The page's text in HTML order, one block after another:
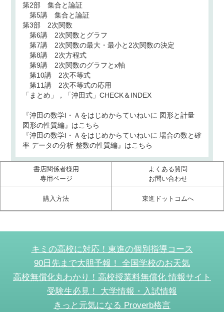
第2部 集合と論証
第5講 集合と論証
第3部 2次関数
第6講 2次関数とグラフ
第7講 2次関数の最大・最小と2次関数の決定
第8講 2次方程式
第9講 2次関数のグラフとx軸
第10講 2次不等式
第11講 2次不等式の応用
「まとめ」，「沖田式」CHECK＆INDEX
『沖田の数学I・Ａをはじめからていねいに 図形と計量
図形の性質編』はこちら
『沖田の数学I・Ａをはじめからていねいに 場合の数と確
率 データの分析 整数の性質編』はこちら
書店関係者様用
専用ページ
よくある質問
お問い合わせ
購入方法 東進ドットコムへ
キミの高校に対応！東進の個別指導コース
90日先まで大胆予報！ 全国学校のお天気
高校無償化丸わかり！高校授業料無償化 情報サイト
受験生必見！ 大学情報・入試情報
きっと元気になる Proverb格言